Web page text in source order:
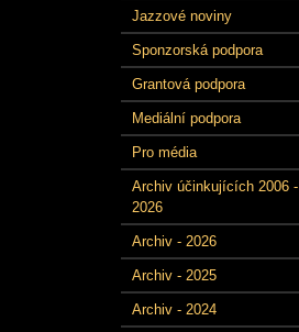
Jazzové noviny
Sponzorská podpora
Grantová podpora
Mediální podpora
Pro média
Archiv účinkujících 2006 -
2026
Archiv - 2026
Archiv - 2025
Archiv - 2024